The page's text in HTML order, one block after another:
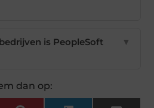
is PeopleSoft
▼
dan op: